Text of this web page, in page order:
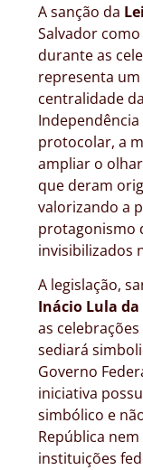
A sanção da
Salvador
durante as
representa
centralidade
protocolar, a
ampliar o
que deram
valorizando a
protagonismo
invisibilizados
A legislação,
Inácio Lula da
as
sediará
Governo
iniciativa
simbólico e
República
instituições